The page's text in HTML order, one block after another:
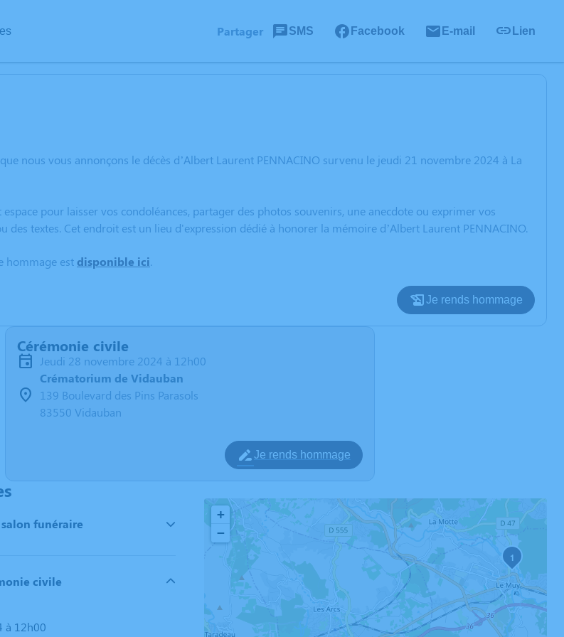
Partager SMS Facebook E-mail Lien
nous vous annonçons le décès d’Albert Laurent PENNACINO survenu le jeudi 21 novembre 2024 à La
pour laisser vos condoléances, partager des photos souvenirs, une anecdote ou exprimer vos
des textes. Cet endroit est un lieu d'expression dédié à honorer la mémoire d’Albert Laurent PENNACINO.
hommage est disponible ici.
Je rends hommage
Cérémonie civile
jeudi 28 novembre 2024 à 12h00
Crématorium de Vidauban
139 Boulevard des Pins Parasols
83550 Vidauban
Je rends hommage
salon funéraire
civile
à 12h00
1
+
−